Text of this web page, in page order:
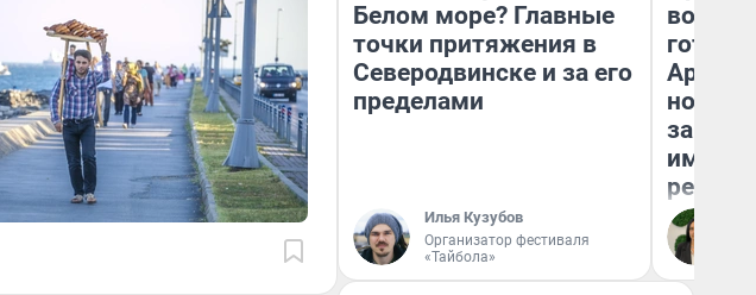
Белом море? Главные
точки притяжения в
Северодвинске и за его
пределами
Илья Кузубов
Организатор фестиваля
«Тайбола»
новый
закон